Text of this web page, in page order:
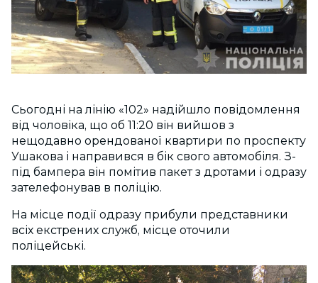
Сьогодні на лінію «102» надійшло повідомлення
від чоловіка, що об 11:20 він вийшов з
нещодавно орендованої квартири по проспекту
Ушакова і направився в бік свого автомобіля. З-
під бампера він помітив пакет з дротами і одразу
зателефонував в поліцію.
На місце події одразу прибули представники
всіх екстрених служб, місце оточили
поліцейські.